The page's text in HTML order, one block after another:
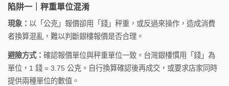
陷阱一｜秤重單位混淆
現象： 以「公克」報價卻用「錢」秤重，或反過來操作，造成消費
者換算混亂，難以判斷銀樓報價是否合理。
避險方式： 確認報價單位與秤重單位一致。台灣銀樓慣用「錢」為
單位，1 錢 = 3.75 公克。自行換算確認後再成交，或要求店家同時
提供兩種單位的數值。